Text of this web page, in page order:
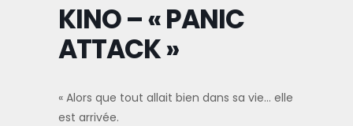
KINO – « PANIC
ATTACK »
« Alors que tout allait bien dans sa vie… elle
est arrivée.